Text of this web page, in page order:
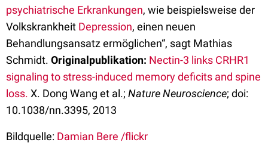
psychiatrische Erkrankungen, wie beispielsweise der
Volkskrankheit Depression, einen neuen
Behandlungsansatz ermöglichen“, sagt Mathias
Schmidt. Originalpublikation: Nectin-3 links CRHR1
signaling to stress-induced memory deficits and spine
loss. X. Dong Wang et al.; Nature Neuroscience; doi:
10.1038/nn.3395, 2013
Bildquelle: Damian Bere /flickr